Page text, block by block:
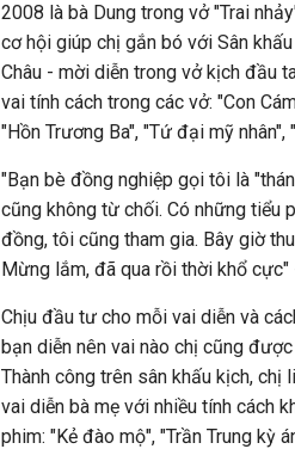
2008 là bà Dung trong vở "Trai
cơ hội giúp chị gắn bó với Sân
Châu - mời diễn trong vở kịch đầu
vai tính cách trong các vở: "Con
"Hồn Trương Ba", "Tứ đại mỹ
"Bạn bè đồng nghiệp gọi tôi là
cũng không từ chối. Có những tiểu
đồng, tôi cũng tham gia. Bây giờ
Mừng lắm, đã qua rồi thời khổ
Chịu đầu tư cho mỗi vai diễn và
bạn diễn nên vai nào chị cũng
Thành công trên sân khấu kịch,
vai diễn bà mẹ với nhiều tính cách
phim: "Kẻ đào mộ", "Trần Trung kỳ